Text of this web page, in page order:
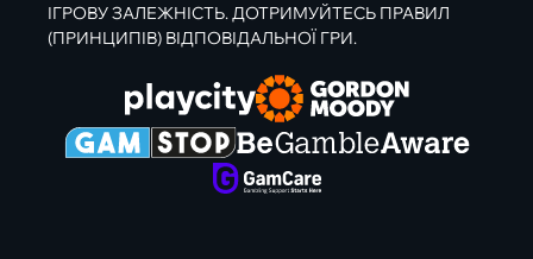
ІГРОВУ ЗАЛЕЖНІСТЬ. ДОТРИМУЙТЕСЬ ПРАВИЛ
(ПРИНЦИПІВ) ВІДПОВІДАЛЬНОЇ ГРИ.